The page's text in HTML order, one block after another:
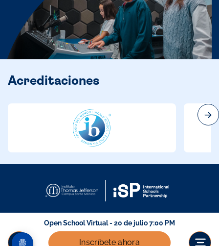
Open School Virtual - 20 de julio 7:00 PM
Inscríbete ahora
Acreditaciones